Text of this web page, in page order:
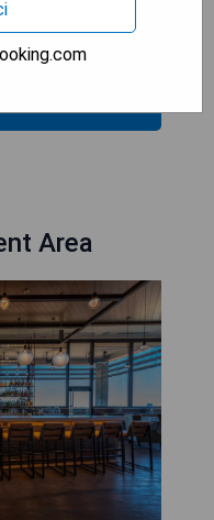
locales
Area